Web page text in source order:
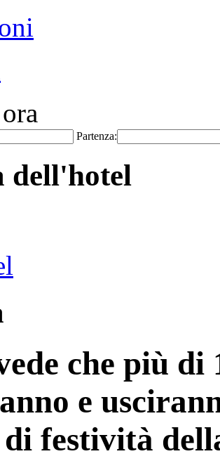
Partenza:
dell'hotel
che più
e
festività